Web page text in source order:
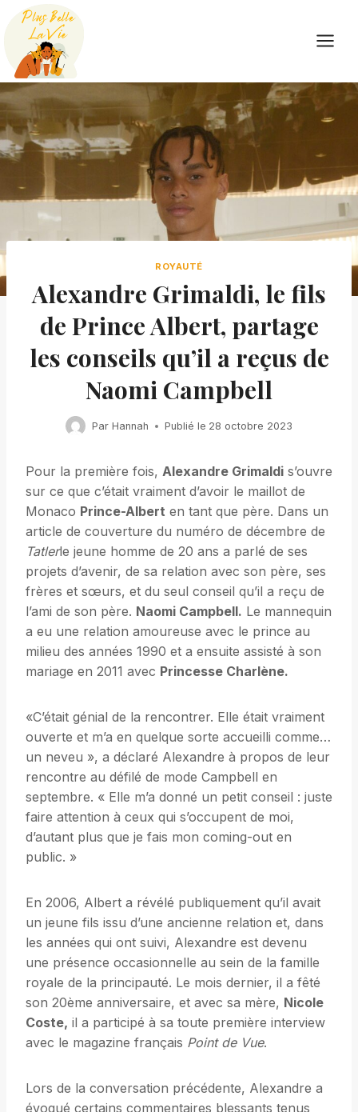
Skip
content
ROYAUTÉ
Alexandre Grimaldi, le fils
de Prince Albert, partage
les conseils qu’il a reçus de
Naomi Campbell
Par Hannah Publié le 28 octobre 2023
Pour la première fois, Alexandre Grimaldi s’ouvre
sur ce que c’était vraiment d’avoir le maillot de
Monaco Prince-Albert en tant que père. Dans un
article de couverture du numéro de décembre de
Tatlerle jeune homme de 20 ans a parlé de ses
projets d’avenir, de sa relation avec son père, ses
frères et sœurs, et du seul conseil qu’il a reçu de
l’ami de son père. Naomi Campbell. Le mannequin
a eu une relation amoureuse avec le prince au
milieu des années 1990 et a ensuite assisté à son
mariage en 2011 avec Princesse Charlène.
«C’était génial de la rencontrer. Elle était vraiment
ouverte et m’a en quelque sorte accueilli comme…
un neveu », a déclaré Alexandre à propos de leur
rencontre au défilé de mode Campbell en
septembre. « Elle m’a donné un petit conseil : juste
faire attention à ceux qui s’occupent de moi,
d’autant plus que je fais mon coming-out en
public. »
En 2006, Albert a révélé publiquement qu’il avait
un jeune fils issu d’une ancienne relation et, dans
les années qui ont suivi, Alexandre est devenu
une présence occasionnelle au sein de la famille
royale de la principauté. Le mois dernier, il a fêté
son 20ème anniversaire, et avec sa mère, Nicole
Coste, il a participé à sa toute première interview
avec le magazine français Point de Vue.
Lors de la conversation précédente, Alexandre a
évoqué certains commentaires blessants tenus